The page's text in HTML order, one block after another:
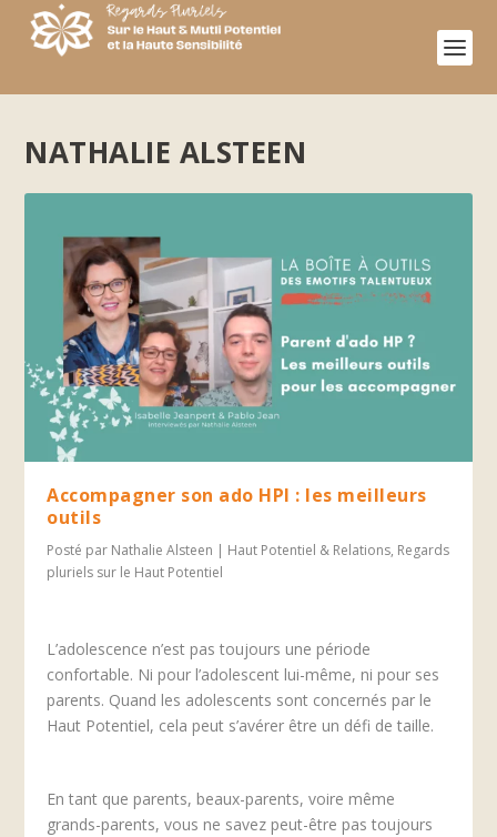
NATHALIE ALSTEEN
Accompagner son ado HPI : les meilleurs
outils
Posté par Nathalie Alsteen | Haut Potentiel & Relations, Regards
pluriels sur le Haut Potentiel
L’adolescence n’est pas toujours une période
confortable. Ni pour l’adolescent lui-même, ni pour ses
parents. Quand les adolescents sont concernés par le
Haut Potentiel, cela peut s’avérer être un défi de taille.
En tant que parents, beaux-parents, voire même
grands-parents, vous ne savez peut-être pas toujours